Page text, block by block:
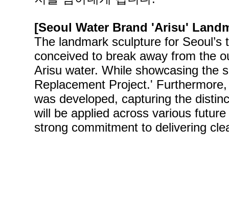
[Seoul Water Brand 'Arisu'
The landmark sculpture for
conceived to break away from the
Arisu water. While showcasing the
Replacement Project.'
was developed, capturing the
will be applied across various
strong commitment to delivering